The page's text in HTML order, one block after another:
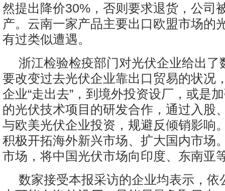
然提出降价30%，否则要求退货，公司
产。云南一家产品主要出口欧盟市场的
有过类似遭遇。
浙江检验检疫部门对光伏企业给出了
要改变过去光伏企业靠出口贸易的状况
企业“走出去”，到境外投资设厂，或是
的光伏技术项目的研发合作，通过入股
与欧美光伏企业投资，规避反倾销影响
积极开拓海外新兴市场、扩大国内市场
市场，将中国光伏市场向印度、东南亚
数家接受本报采访的企业均表示，依